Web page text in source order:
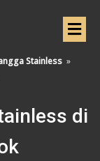
Stainless »
di